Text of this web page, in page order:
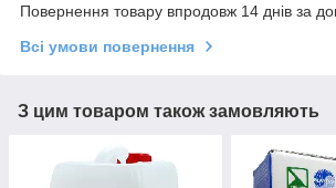
Повернення товару впродовж 14 днів за
Всі умови повернення
З цим товаром також замовляють